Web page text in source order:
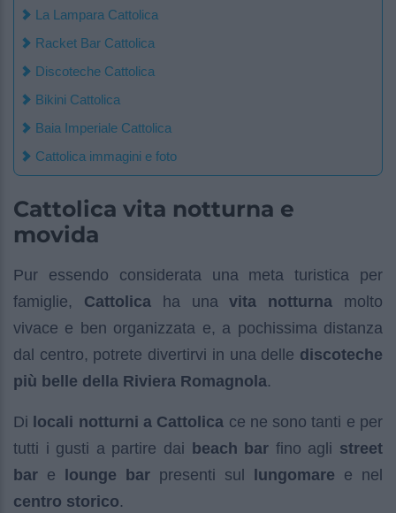
La Lampara Cattolica
Racket Bar Cattolica
Discoteche Cattolica
Bikini Cattolica
Baia Imperiale Cattolica
Cattolica immagini e foto
Cattolica vita notturna e
movida
Pur essendo considerata una meta turistica per
famiglie, Cattolicaha unavita notturna molto
vivace e ben organizzata e, a pochissima distanza
dal centro, potrete divertirvi in una delle discoteche
più belle della Riviera Romagnola.
Di locali notturni a Cattolica ce ne sono tanti e per
tutti i gusti a partire dai beach bar fino agli street
bar e lounge bar presenti sul lungomare e nel
centro storico.